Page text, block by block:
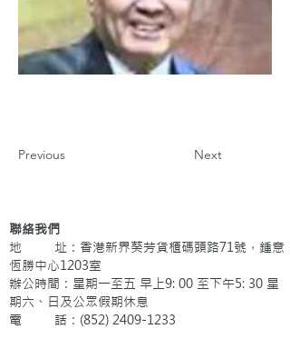
Previous Next
聯絡我們
地 址：香港新界葵芳貨櫃碼頭路71號，鍾意
恆勝中心1203室
辦公時間：星期一至五 早上9: 00 至下午5: 30 星
期六、日及公眾假期休息
電 話：(852) 2409-1233